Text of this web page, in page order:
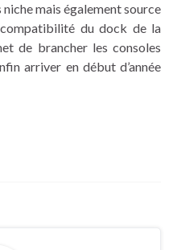
mais également source
du dock de la
de brancher les consoles
arriver en début d’année